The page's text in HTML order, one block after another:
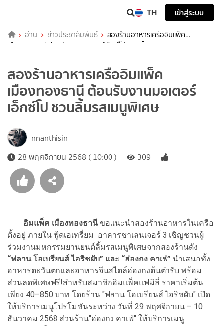
TH เข้าสู่ระบบ
อ่าน ข่าวประชาสัมพันธ์
สองร้านอาหารเครืออิมแพ็ค
เมืองทองธานี ต้อนรับงานมอเตอร์เอ็กซ์โป ชวนลิ้มรสเมนูพิเศษ
สองร้านอาหารเครืออิมแพ็ค
เมืองทองธานี ต้อนรับงานมอเตอร์
เอ็กซ์โป ชวนลิ้มรสเมนูพิเศษ
nnanthisin
28 พฤศจิกายน 2568 ( 10:00 )
309
อิมแพ็ค เมืองทองธานีขอแนะนำสองร้านอาหารในเครือ
ตั้งอยู่ ภายใน ฟู้ดเอเทรี่ยม อาคารชาเลนเจอร์ 3 เชิญชวนผู้
ร่วมงานมหกรรมยานยนต์ลิ้มรสเมนูพิเศษจากสองร้านดัง
“ฟลาน โอเบรียนส์ ไอริชผับ” และ “ฮ่องกง คาเฟ่” นำเสนอทั้ง
อาหารตะวันตกและอาหารจีนสไตล์ฮ่องกงต้นตำรับ พร้อม
ส่วนลดพิเศษฟรี!สำหรับสมาชิกอิมแพ็คแฟมิลี่ ราคาเริ่มต้น
เพียง 40–850 บาท โดยร้าน "ฟลาน โอเบรียนส์ ไอริชผับ" เปิด
ให้บริการเมนูโปรโมชันระหว่าง วันที่ 29 พฤศจิกายน – 10
ธันวาคม 2568 ส่วนร้าน"ฮ่องกง คาเฟ่" ให้บริการเมนู